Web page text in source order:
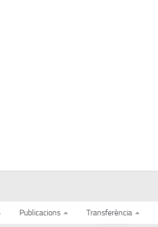
Publicacions Transferència